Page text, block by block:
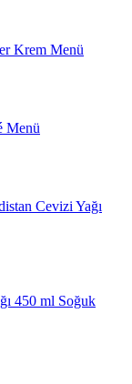
Krem Menü
Menü
Cevizi Yağı
450 ml Soğuk